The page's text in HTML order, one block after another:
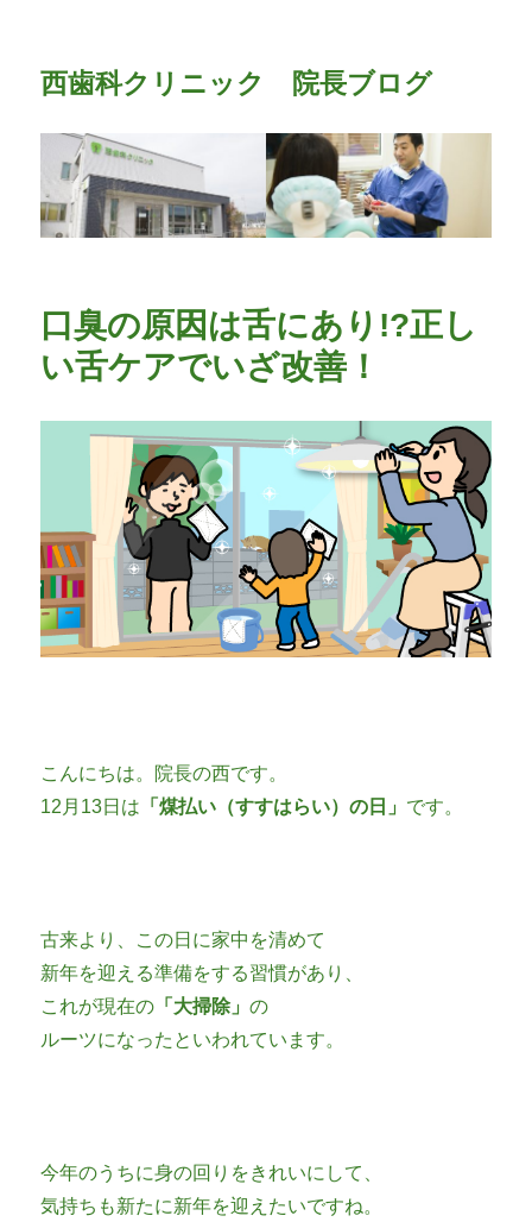
西歯科クリニック 院長ブログ
口臭の原因は舌にあり!?正し
い舌ケアでいざ改善！
こんにちは。院長の西です。
12月13日は 「煤払い（すすはらい）の日」 です。
古来より、この日に家中を清めて
新年を迎える準備をする習慣があり、
これが現在の 「大掃除」の
ルーツになったといわれています。
今年のうちに身の回りをきれいにして、
気持ちも新たに新年を迎えたいですね。